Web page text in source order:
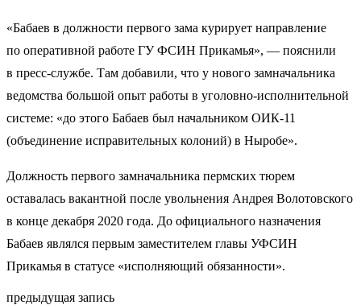
«Бабаев в должности первого зама курирует направление
по оперативной работе ГУ ФСИН Прикамья», — пояснили
в пресс-службе. Там добавили, что у нового замначальника
ведомства большой опыт работы в уголовно-исполнительной
системе: «до этого Бабаев был начальником ОИК-11
(объединение исправительных колоний) в Ныробе».
Должность первого замначальника пермских тюрем
оставалась вакантной после увольнения Андрея Волотовского
в конце декабря 2020 года. До официального назначения
Бабаев являлся первым заместителем главы УФСИН
Прикамья в статусе «исполняющий обязанности».
предыдущая запись